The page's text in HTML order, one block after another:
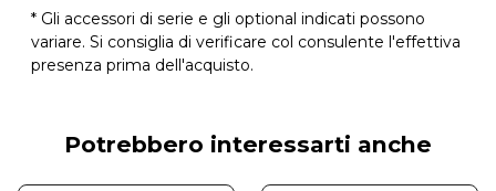
* Gli accessori di serie e gli optional indicati possono
variare. Si consiglia di verificare col consulente l'effettiva
presenza prima dell'acquisto.
Potrebbero interessarti anche